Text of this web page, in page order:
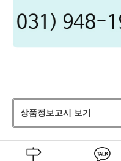
상품정보고시 보기